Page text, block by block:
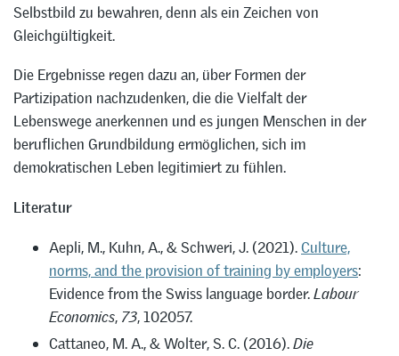
Selbstbild zu bewahren, denn als ein Zeichen von
Gleichgültigkeit.
Die Ergebnisse regen dazu an, über Formen der
Partizipation nachzudenken, die die Vielfalt der
Lebenswege anerkennen und es jungen Menschen in der
beruflichen Grundbildung ermöglichen, sich im
demokratischen Leben legitimiert zu fühlen.
Literatur
Aepli, M., Kuhn, A., & Schweri, J. (2021).Culture,
norms, and the provision of training by employers:
Evidence from the Swiss language border.Labour
Economics, 73, 102057.
Cattaneo, M. A., & Wolter, S. C. (2016).Die